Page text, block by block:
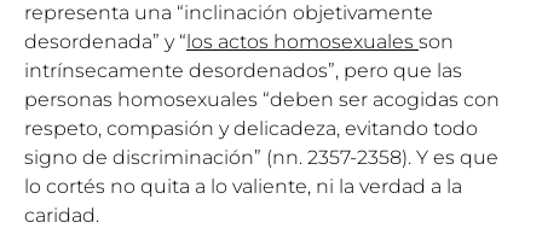
representa una “inclinación objetivamente
desordenada” y “ los actos homosexuales son
intrínsecamente desordenados”, pero que las
personas homosexuales “deben ser acogidas con
respeto, compasión y delicadeza, evitando todo
signo de discriminación” (nn. 2357-2358). Y es que
lo cortés no quita a lo valiente, ni la verdad a la
caridad.